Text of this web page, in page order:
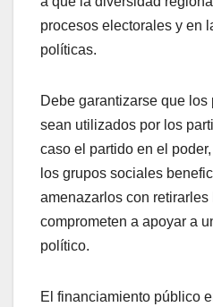
procesos electorales y en
políticas.
Debe garantizarse que
sean utilizados por los
caso el partido en el
los grupos sociales
amenazarlos con
comprometen a apoyar a
político.
El financiamiento público